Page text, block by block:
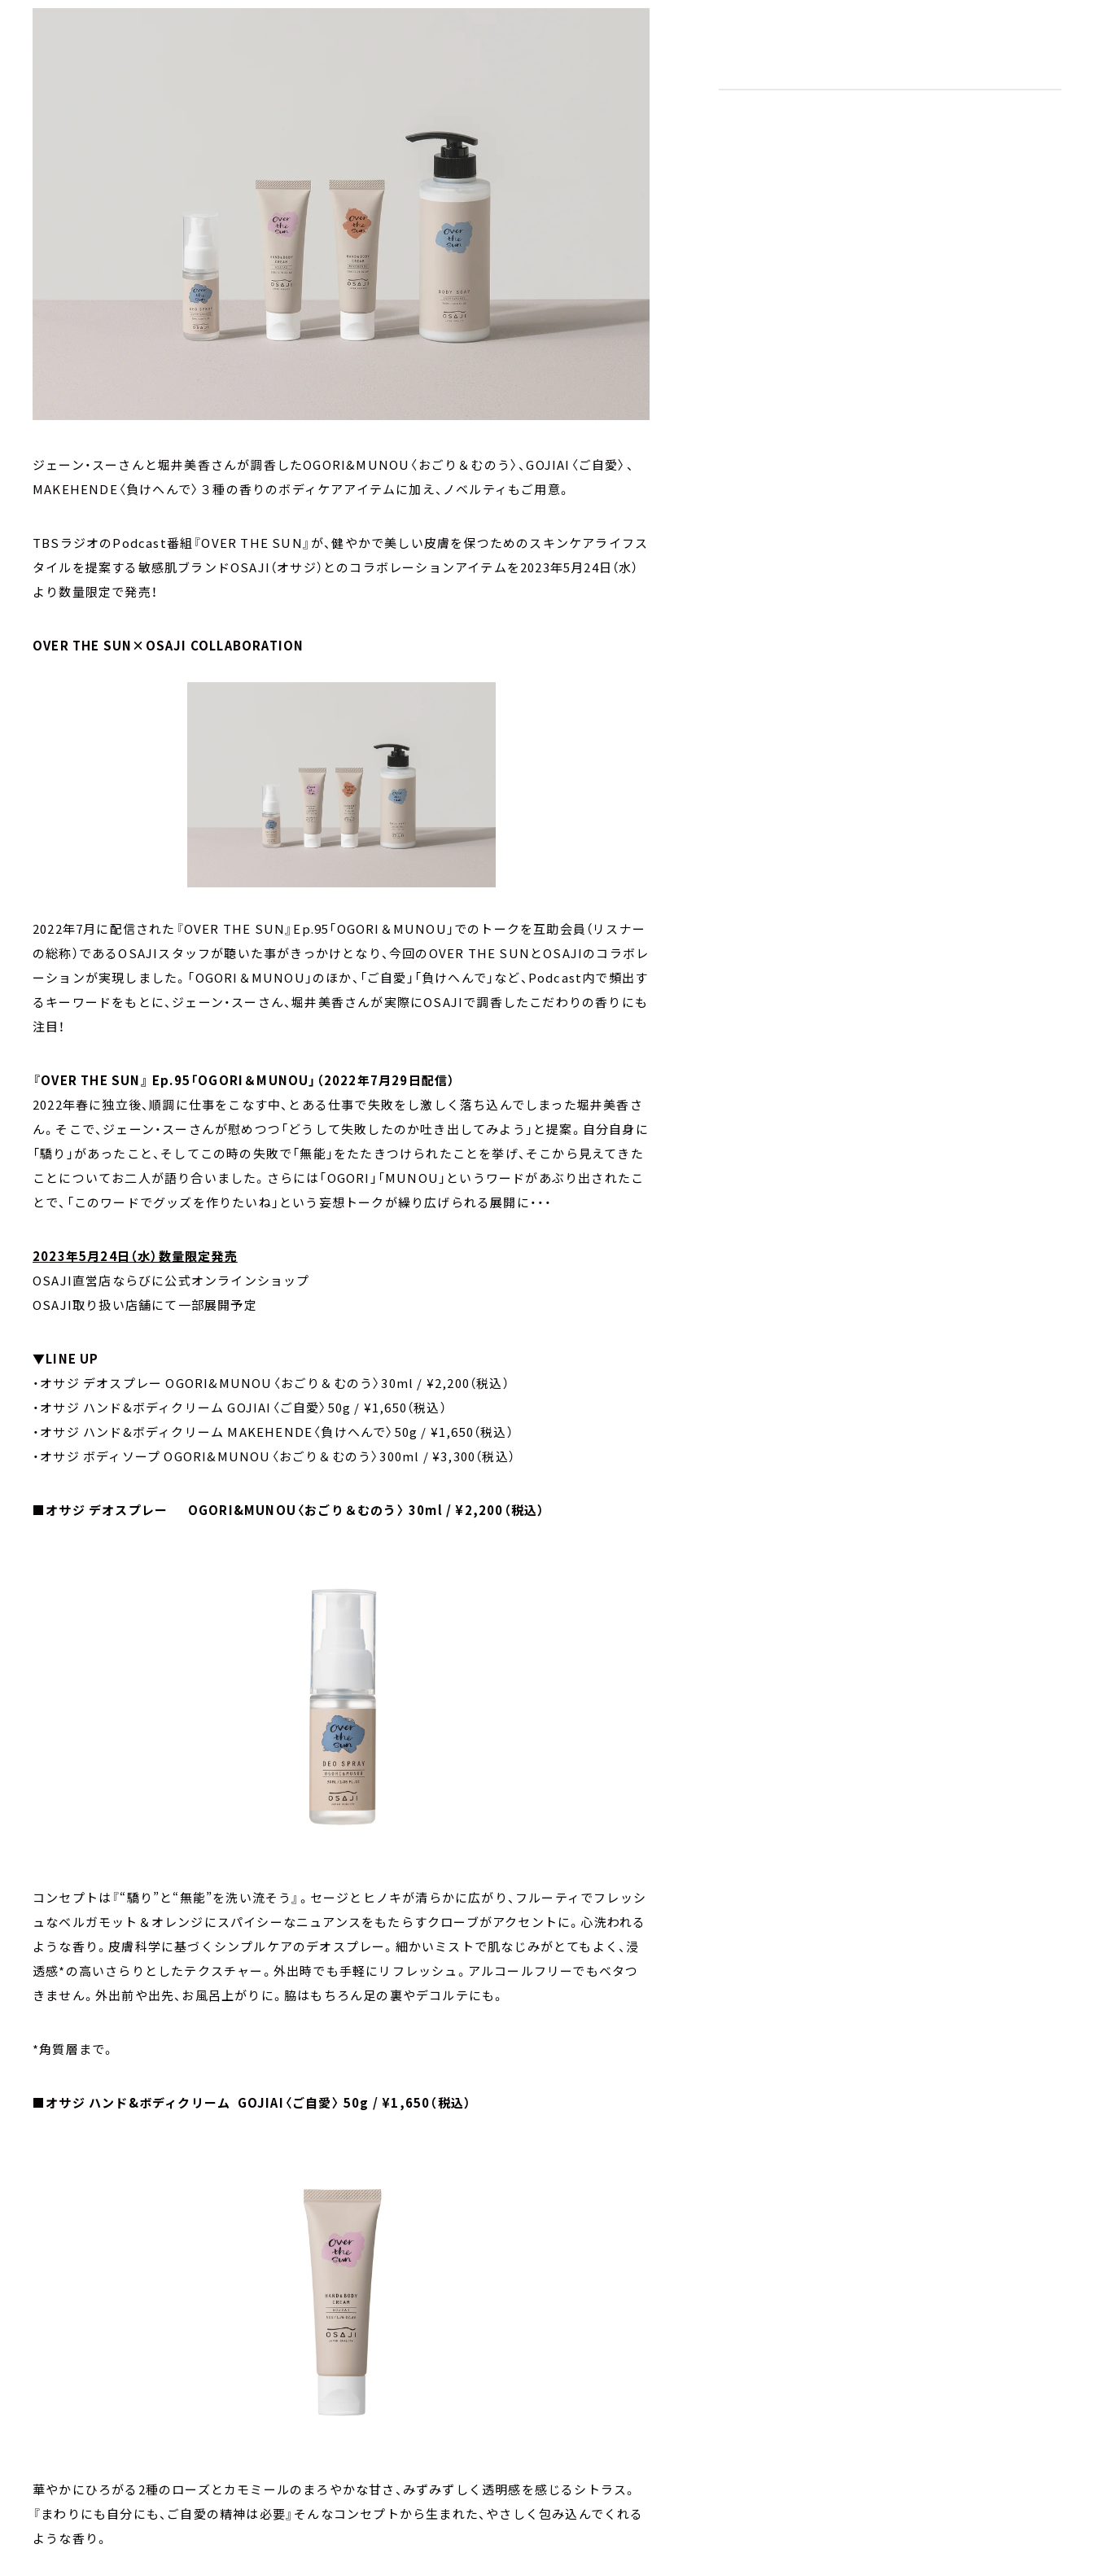
ジェーン・スーさんと堀井美⾹さんが調⾹したOGORI&MUNOU〈おごり＆むのう〉、GOJIAI〈ご⾃愛〉、
MAKEHENDE〈負けへんで〉３種の⾹りのボディケアアイテムに加え、ノベルティもご⽤意。
TBSラジオのPodcast番組『OVER THE SUN』が、健やかで美しい⽪膚を保つためのスキンケアライフス
タイルを提案する敏感肌ブランドOSAJI（オサジ）とのコラボレーションアイテムを2023年5⽉24⽇（⽔）
より数量限定で発売！
OVER THE SUN×OSAJI COLLABORATION
2022年7⽉に配信された『OVER THE SUN』Ep.95「OGORI＆MUNOU」でのトークを互助会員（リスナー
の総称）であるOSAJIスタッフが聴いた事がきっかけとなり、今回のOVER THE SUNとOSAJIのコラボレ
ーションが実現しました。「OGORI＆MUNOU」のほか、「ご自愛」「負けへんで」など、Podcast内で頻出す
るキーワードをもとに、ジェーン・スーさん、堀井美⾹さんが実際にOSAJIで調⾹したこだわりの⾹りにも
注⽬！
『OVER THE SUN』 Ep.95「OGORI＆MUNOU」（2022年7月29日配信）
2022年春に独立後、順調に仕事をこなす中、とある仕事で失敗をし激しく落ち込んでしまった堀井美香さ
ん。そこで、ジェーン・スーさんが慰めつつ「どうして失敗したのか吐き出してみよう」と提案。自分自身に
「驕り」があったこと、そしてこの時の失敗で「無能」をたたきつけられたことを挙げ、そこから見えてきた
ことについてお二人が語り合いました。さらには「OGORI」「MUNOU」というワードがあぶり出されたこ
とで、「このワードでグッズを作りたいね」という妄想トークが繰り広げられる展開に・・・
2023年5⽉24⽇（⽔）数量限定発売
OSAJI直営店ならびに公式オンラインショップ
OSAJI取り扱い店舗にて⼀部展開予定
▼LINE UP
・オサジ デオスプレー OGORI&MUNOU〈おごり＆むのう〉30ml / ¥2,200（税込）
・オサジ ハンド&ボディクリーム GOJIAI〈ご⾃愛〉50g / ¥1,650（税込）
・オサジ ハンド&ボディクリーム MAKEHENDE〈負けへんで〉50g / ¥1,650（税込）
・オサジ ボディソープ OGORI&MUNOU〈おごり＆むのう〉300ml / ¥3,300（税込）
■オサジ デオスプレー OGORI&MUNOU〈おごり＆むのう〉 30ml / ¥2,200（税込）
コンセプトは『“驕り”と“無能”を洗い流そう』。セージとヒノキが清らかに広がり、フルーティでフレッシ
ュなベルガモット＆オレンジにスパイシーなニュアンスをもたらすクローブがアクセントに。⼼洗われる
ような⾹り。⽪膚科学に基づくシンプルケアのデオスプレー。細かいミストで肌なじみがとてもよく、浸
透感*の⾼いさらりとしたテクスチャー。外出時でも⼿軽にリフレッシュ。アルコールフリーでもベタつ
きません。外出前や出先、お⾵呂上がりに。脇はもちろん⾜の裏やデコルテにも。
*⾓質層まで。
■オサジ ハンド&ボディクリーム GOJIAI〈ご⾃愛〉 50g / ¥1,650（税込）
華やかにひろがる2種のローズとカモミールのまろやかな⽢さ、みずみずしく透明感を感じるシトラス。
『まわりにも⾃分にも、ご⾃愛の精神は必要』そんなコンセプトから⽣まれた、やさしく包み込んでくれる
ような⾹り。